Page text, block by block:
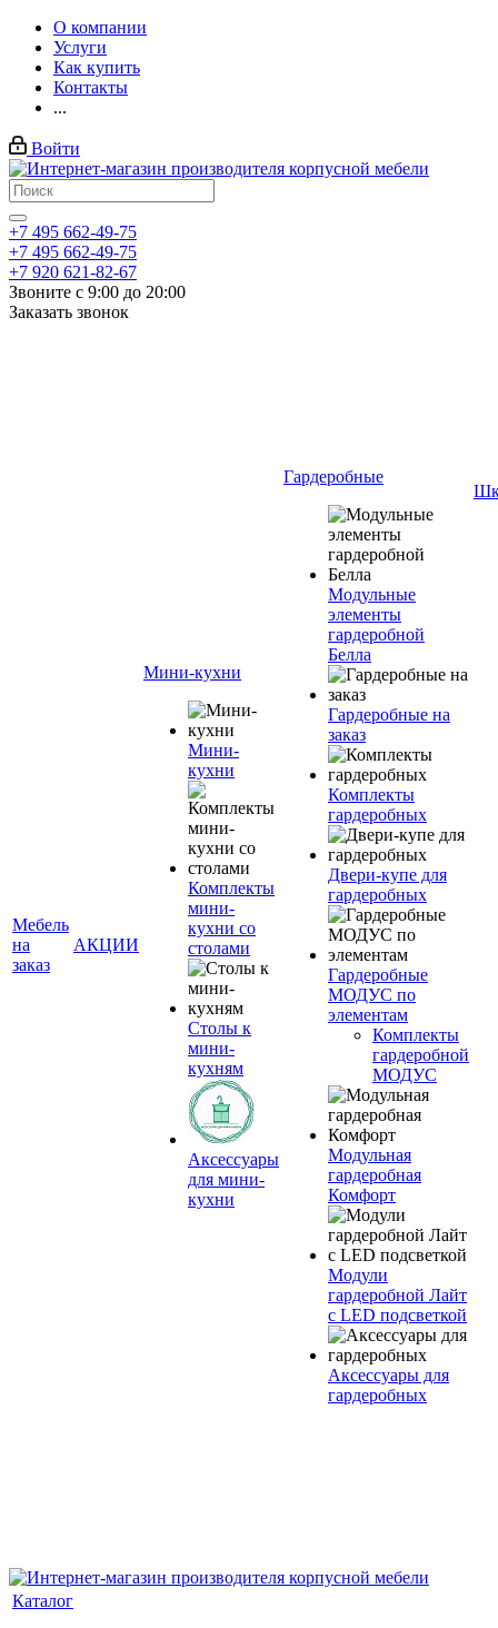
О компании
Услуги
Как купить
Контакты
...
Войти
+7 495 662-49-75
+7 495 662-49-75
+7 920 621-82-67
Звоните с 9:00 до 20:00
Заказать звонок
Мебель
на
заказ
АКЦИИ
Мини-кухни
Мини-
кухни
Комплекты
мини-
кухни со
столами
Столы к
мини-
кухням
Аксессуары
для мини-
кухни
Гардеробные
Модульные
элементы
гардеробной
Белла
Гардеробные на
заказ
Комплекты
гардеробных
Двери-купе для
гардеробных
Гардеробные
МОДУС по
элементам
Комплекты
гардеробной
МОДУС
Модульная
гардеробная
Комфорт
Модули
гардеробной Лайт
с LED подсветкой
Аксессуары для
гардеробных
Каталог